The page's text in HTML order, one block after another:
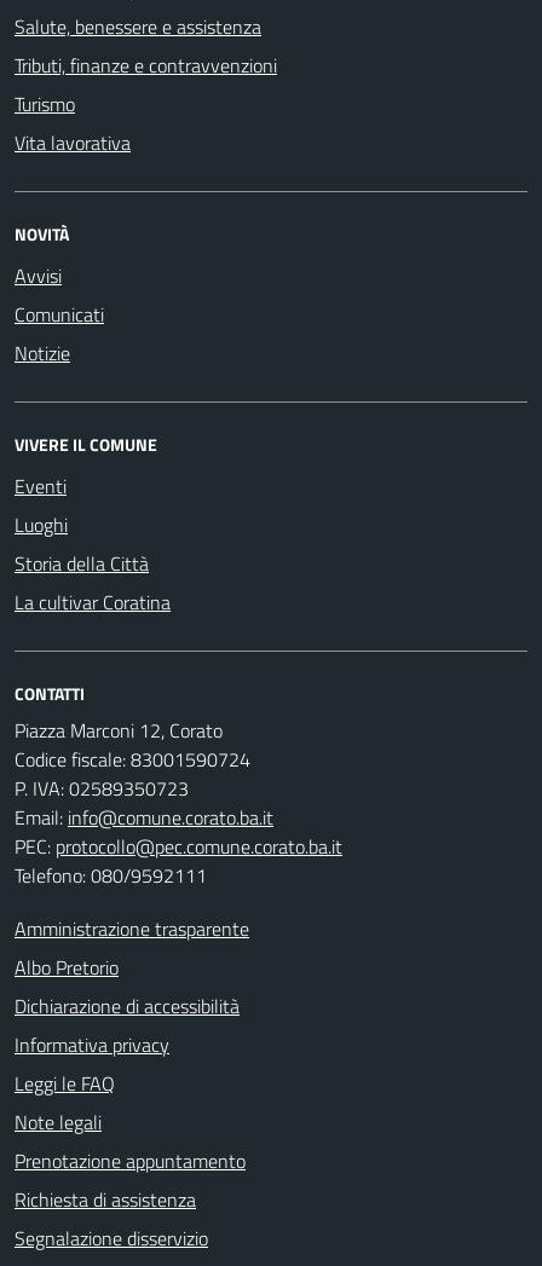
Salute, benessere e assistenza
Tributi, finanze e contravvenzioni
Turismo
Vita lavorativa
NOVITÀ
Avvisi
Comunicati
Notizie
VIVERE IL COMUNE
Eventi
Luoghi
Storia della Città
La cultivar Coratina
CONTATTI
Piazza Marconi 12, Corato
Codice fiscale: 83001590724
P. IVA: 02589350723
Email: info@comune.corato.ba.it
PEC: protocollo@pec.comune.corato.ba.it
Telefono: 080/9592111
Amministrazione trasparente
Albo Pretorio
Dichiarazione di accessibilità
Informativa privacy
Leggi le FAQ
Note legali
Prenotazione appuntamento
Richiesta di assistenza
Segnalazione disservizio